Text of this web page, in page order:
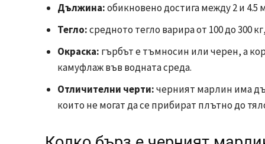
Дължина:обикновено достига между 2 и
Тегло:средното тегло варира от 100 до 300
Окраска: гърбът е тъмносин или черен, а
камуфлаж във водната среда.
Отличителни черти:черният марлин има
които не могат да се прибират плътно до